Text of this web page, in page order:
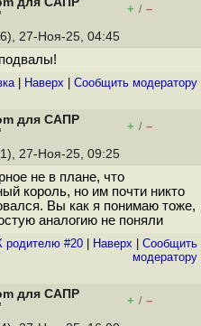
+ / –
27-Ноя-25, 04:45
| Наверх Cообщить модератору
для САПР
+ / –
27-Ноя-25, 09:25
не в плане, что
король, но им почти никто
Вы как я понимаю тоже,
аналогию не поняли
родителю #20 Наверх
Cообщить
модератору
для САПР
+ / –